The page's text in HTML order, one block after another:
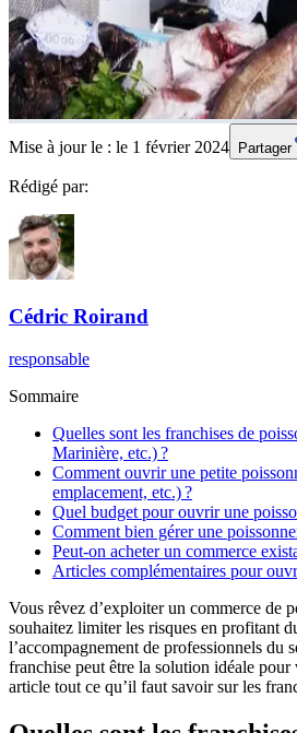
Mise à jour le : le 1 février 2024 Partager
Rédigé par:
Cédric Roirand
responsable
Sommaire
Quelles sont les franchises de
Marinière, etc.) ?
Comment ouvrir une petite
emplacement, etc.) ?
Quel budget pour ouvrir une
Comment bien gérer une
Peut-on acheter un commerce
Articles complémentaires pour
Vous rêvez d’exploiter un commerce de
souhaitez limiter les risques en profitant
l’accompagnement de professionnels du
franchise peut être la solution idéale
article tout ce qu’il faut savoir sur les